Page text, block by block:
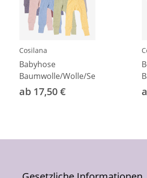
Cosilana
Babyhose
Baumwolle/Wolle/Seide
ab 17,50 €